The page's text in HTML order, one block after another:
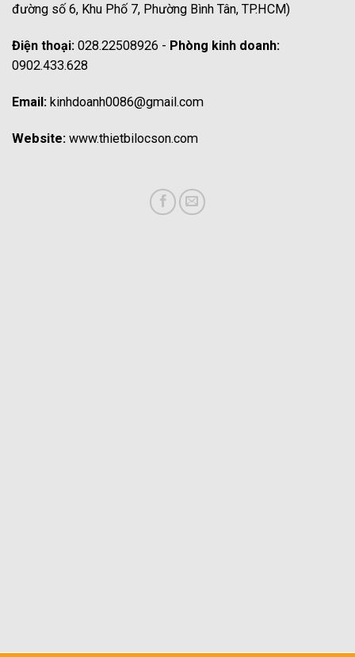
đường số 6, Khu Phố 7, Phường Bình Tân, TP.HCM)
Điện thoại: 028.22508926 - Phòng kinh doanh:
0902.433.628
Email: kinhdoanh0086@gmail.com
Website: www.thietbilocson.com